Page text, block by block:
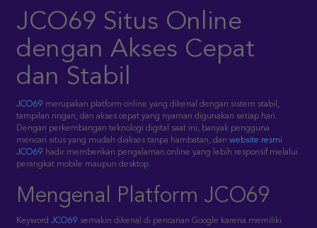
JCO69 Situs Online
dengan Akses Cepat
dan Stabil
JCO69 merupakan platform online yang dikenal dengan sistem stabil,
tampilan ringan, dan akses cepat yang nyaman digunakan setiap hari.
Dengan perkembangan teknologi digital saat ini, banyak pengguna
mencari situs yang mudah diakses tanpa hambatan, dan website resmi
JCO69 hadir memberikan pengalaman online yang lebih responsif melalui
perangkat mobile maupun desktop.
Mengenal Platform JCO69
Keyword JCO69 semakin dikenal di pencarian Google karena memiliki